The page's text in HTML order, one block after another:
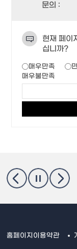
문의 :
현재 페이
십니까?
매우만족
매우불만족
홈페이지이용약관